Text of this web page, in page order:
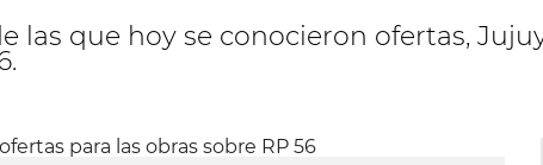
las que hoy se conocieron ofertas,